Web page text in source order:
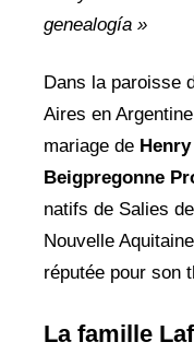
genealogía »
Dans la paroisse
Aires en
mariage de
Beigpregonne
natifs de Salies
Nouvelle
réputée pour son
La famille